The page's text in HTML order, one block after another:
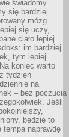
świadomy
się bardziej
mózg
się uczy,
ciało lepiej
im bardziej
tym lepiej
koniec warto
tydzień
na
– bez poczucia
Jeśli
będzie to
tempa naprawdę